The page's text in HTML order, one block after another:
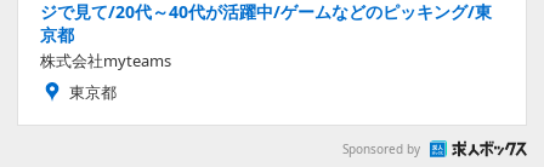
ジで見て/20代～40代が活躍中/ゲームなどのピッキング/東
京都
株式会社myteams
東京都
Sponsored by